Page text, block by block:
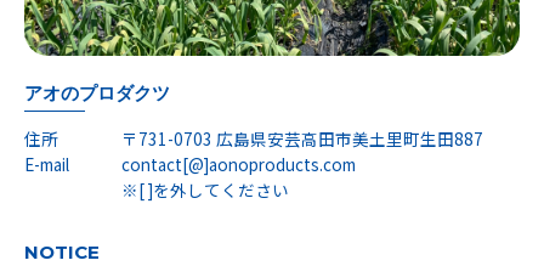
アオのプロダクツ
住所
〒731-0703 広島県安芸高田市美土里町生田887
E-mail
contact[@]aonoproducts.com
※[ ]を外してください
NOTICE